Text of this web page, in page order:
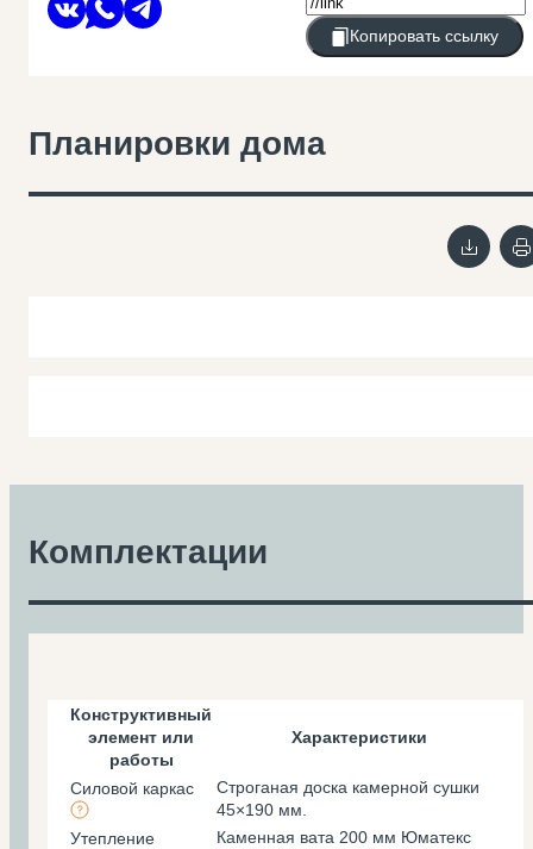
Копировать ссылку
Планировки дома
Комплектации
Конструктивный
элемент или
работы
Характеристики
Силовой каркас
Строганая доска камерной сушки
45×190 мм.
Утепление
Каменная вата 200 мм Юматекс